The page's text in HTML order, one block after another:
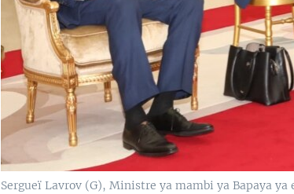
Sergueï Lavrov (G), Ministre ya mambi ya Bapaya ya